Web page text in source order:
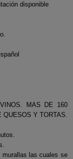
disponible
MAS DE 160
QUESOS Y TORTAS.
las cuales se